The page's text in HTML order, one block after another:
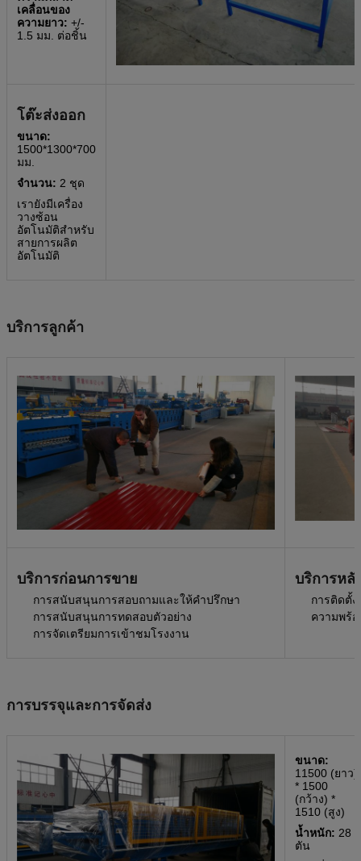
เคลื่อนของ
ความยาว: +/-
1.5 มม. ต่อชิ้น
โต๊ะส่งออก
ขนาด:
1500*1300*700
มม.
จำนวน: 2 ชุด
เรายังมีเครื่อง
วางซ้อน
อัตโนมัติสำหรับ
สายการผลิต
อัตโนมัติ
บริการลูกค้า
บริการก่อนการขาย
การสนับสนุนการสอบถามและให้คำปรึกษา
การสนับสนุนการทดสอบตัวอย่าง
การจัดเตรียมการเข้าชมโรงงาน
บริการหลั
การติดตั้ง
ความพร้อ
การบรรจุและการจัดส่ง
ขนาด:
11500 (ยาว)
* 1500
(กว้าง) *
1510 (สูง)
น้ำหนัก: 28
ตัน